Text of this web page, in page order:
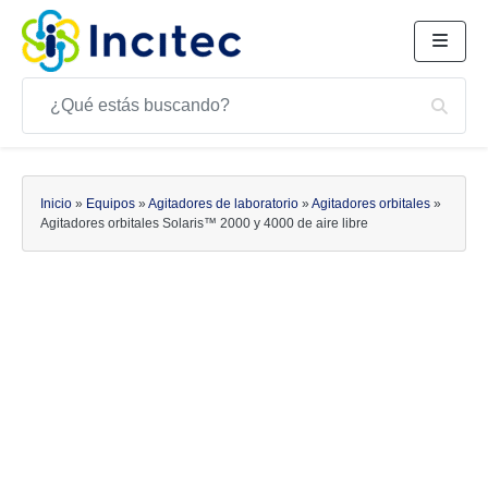
Buscar
Buscar
Inicio » Equipos » Agitadores de laboratorio » Agitadores orbitales »
Agitadores orbitales Solaris™ 2000 y 4000 de aire libre